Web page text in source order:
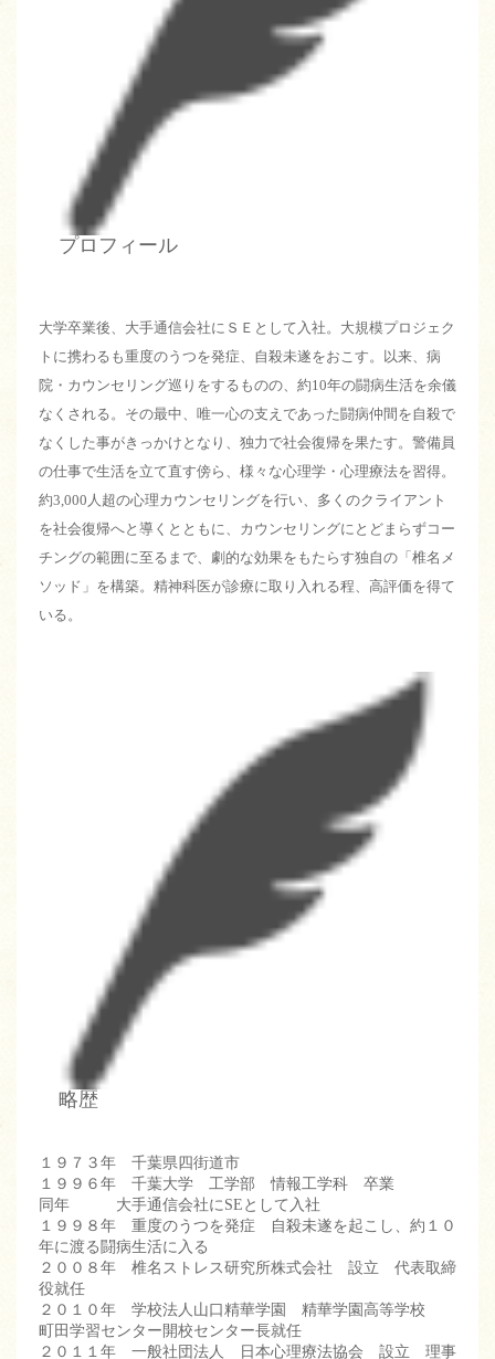
プロフィール
大学卒業後、大手通信会社にＳＥとして入社。大規模プロジェク
トに携わるも重度のうつを発症、自殺未遂をおこす。以来、病
院・カウンセリング巡りをするものの、約10年の闘病生活を余儀
なくされる。その最中、唯一心の支えであった闘病仲間を自殺で
なくした事がきっかけとなり、独力で社会復帰を果たす。警備員
の仕事で生活を立て直す傍ら、様々な心理学・心理療法を習得。
約3,000人超の心理カウンセリングを行い、多くのクライアント
を社会復帰へと導くとともに、カウンセリングにとどまらずコー
チングの範囲に至るまで、劇的な効果をもたらす独自の「椎名メ
ソッド」を構築。精神科医が診療に取り入れる程、高評価を得て
いる。
略歴
１９７３年 千葉県四街道市
１９９６年 千葉大学 工学部 情報工学科 卒業
同年 大手通信会社にSEとして入社
１９９８年 重度のうつを発症 自殺未遂を起こし、約１０
年に渡る闘病生活に入る
２００８年 椎名ストレス研究所株式会社 設立 代表取締
役就任
２０１０年 学校法人山口精華学園 精華学園高等学校
町田学習センター開校センター長就任
２０１１年 一般社団法人 日本心理療法協会 設立 理事